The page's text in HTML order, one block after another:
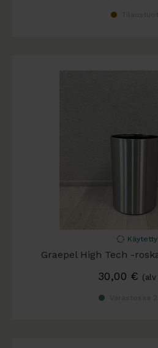
Käytetty
Graepel High Tech -
30,00 € (alv